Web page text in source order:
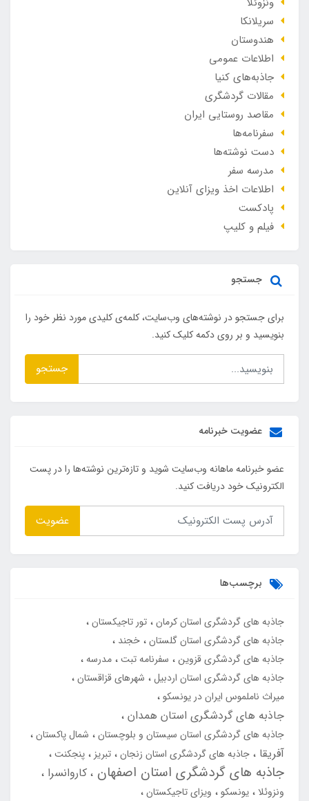
سریلانکا
هندوستان
اطلاعات عمومی
جاذبه‌های کنیا
مقالات گردشگری
مقاصد روستایی ایران
سفرنامه‌ها
دست نوشته‌ها
مدرسه سفر
اطلاعات اخذ ویزای آنلاین
پادکست
فیلم و کلیپ
جستجو
برای جستجو در نوشته‌های وب‌سایت، کلمه‌ی کلیدی مورد نظر خود را
بنویسید و بر روی دکمه کلیک کنید.
جستجو
عضویت خبرنامه
عضو خبرنامه ماهانه وب‌سایت شوید و تازه‌ترین نوشته‌ها را در پست
الکترونیک خود دریافت کنید.
عضویت
برچسب‌ها
جاذبه های گردشگری استان کرمان تور تاجیکستان
جاذبه های گردشگری استان گلستان خجند
جاذبه های گردشگری قزوین
سفرنامه تبت مدرسه
جاذبه های گردشگری استان اردبیل
شهرهای قزاقستان
میراث ناملموس ایران در یونسکو
جاذبه های گردشگری استان همدان
جاذبه های گردشگری استان سیستان و بلوچستان شمال پاکستان
آفریقا جاذبه های گردشگری استان زنجان تبریز پنجکنت
جاذبه های گردشگری استان اصفهان کاروانسرا
ونزوئلا یونسکو
ویزای تاجیکستان